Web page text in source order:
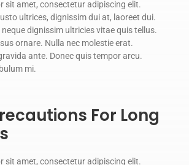
sit amet, consectetur adipiscing elit.
ultrices, dignissim dui at, laoreet dui.
dignissim ultricies vitae quis tellus.
ornare. Nulla nec molestie erat.
ante. Donec quis tempor arcu.
mi.
For Long
sit amet, consectetur adipiscing elit.